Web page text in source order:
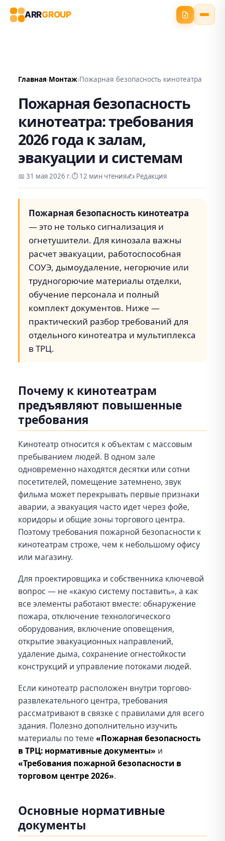
ARRGROUP
Главная Монтаж Пожарная безопасность кинотеатра
Пожарная безопасность
кинотеатра: требования
2026 года к залам,
эвакуации и системам
📅 31 мая 2026 г.⏱️ 12 мин чтения✍️ Редакция
Пожарная безопасность кинотеатра
— это не только сигнализация и
огнетушители. Для кинозала важны
расчет эвакуации, работоспособная
СОУЭ, дымоудаление, негорючие или
трудногорючие материалы отделки,
обучение персонала и полный
комплект документов. Ниже —
практический разбор требований для
отдельного кинотеатра и мультиплекса
в ТРЦ.
Почему к кинотеатрам
предъявляют повышенные
требования
Кинотеатр относится к объектам с массовым
пребыванием людей. В одном зале
одновременно находятся десятки или сотни
посетителей, помещение затемнено, звук
фильма может перекрывать первые признаки
аварии, а эвакуация часто идет через фойе,
коридоры и общие зоны торгового центра.
Поэтому требования пожарной безопасности к
кинотеатрам строже, чем к небольшому офису
или магазину.
Для проектировщика и собственника ключевой
вопрос — не «какую систему поставить», а как
все элементы работают вместе: обнаружение
пожара, отключение технологического
оборудования, включение оповещения,
открытие эвакуационных направлений,
удаление дыма, сохранение огнестойкости
конструкций и управление потоками людей.
Если кинотеатр расположен внутри торгово-
развлекательного центра, требования
рассматривают в связке с правилами для всего
здания. Полезно дополнительно изучить
материалы по теме «Пожарная безопасность
в ТРЦ: нормативные документы» и
«Требования пожарной безопасности в
торговом центре 2026».
Основные нормативные
документы